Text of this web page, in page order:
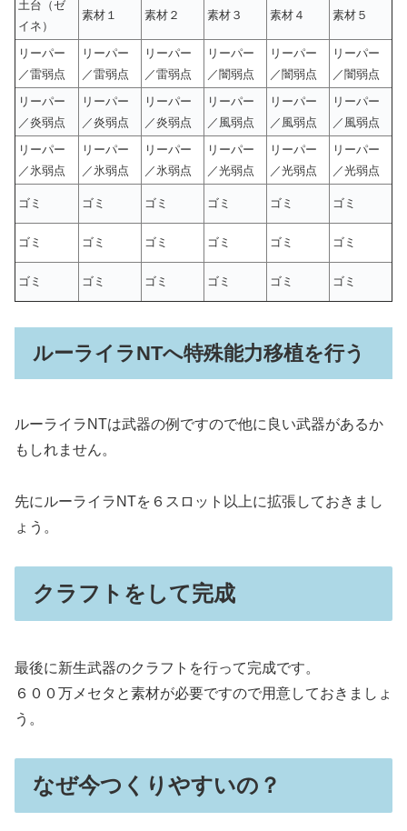
土台（ゼ
イネ）
素材１ 素材２ 素材３ 素材４ 素材５
リーパー
／雷弱点
リーパー
／雷弱点
リーパー
／雷弱点
リーパー
／闇弱点
リーパー
／闇弱点
リーパー
／闇弱点
リーパー
／炎弱点
リーパー
／炎弱点
リーパー
／炎弱点
リーパー
／風弱点
リーパー
／風弱点
リーパー
／風弱点
リーパー
／氷弱点
リーパー
／氷弱点
リーパー
／氷弱点
リーパー
／光弱点
リーパー
／光弱点
リーパー
／光弱点
ゴミ ゴミ ゴミ ゴミ ゴミ ゴミ
ゴミ ゴミ ゴミ ゴミ ゴミ ゴミ
ゴミ ゴミ ゴミ ゴミ ゴミ ゴミ
ルーライラNTへ特殊能力移植を行う
ルーライラNTは武器の例ですので他に良い武器があるか
もしれません。
先にルーライラNTを６スロット以上に拡張しておきまし
ょう。
クラフトをして完成
最後に新生武器のクラフトを行って完成です。
６００万メセタと素材が必要ですので用意しておきましょ
う。
なぜ今つくりやすいの？